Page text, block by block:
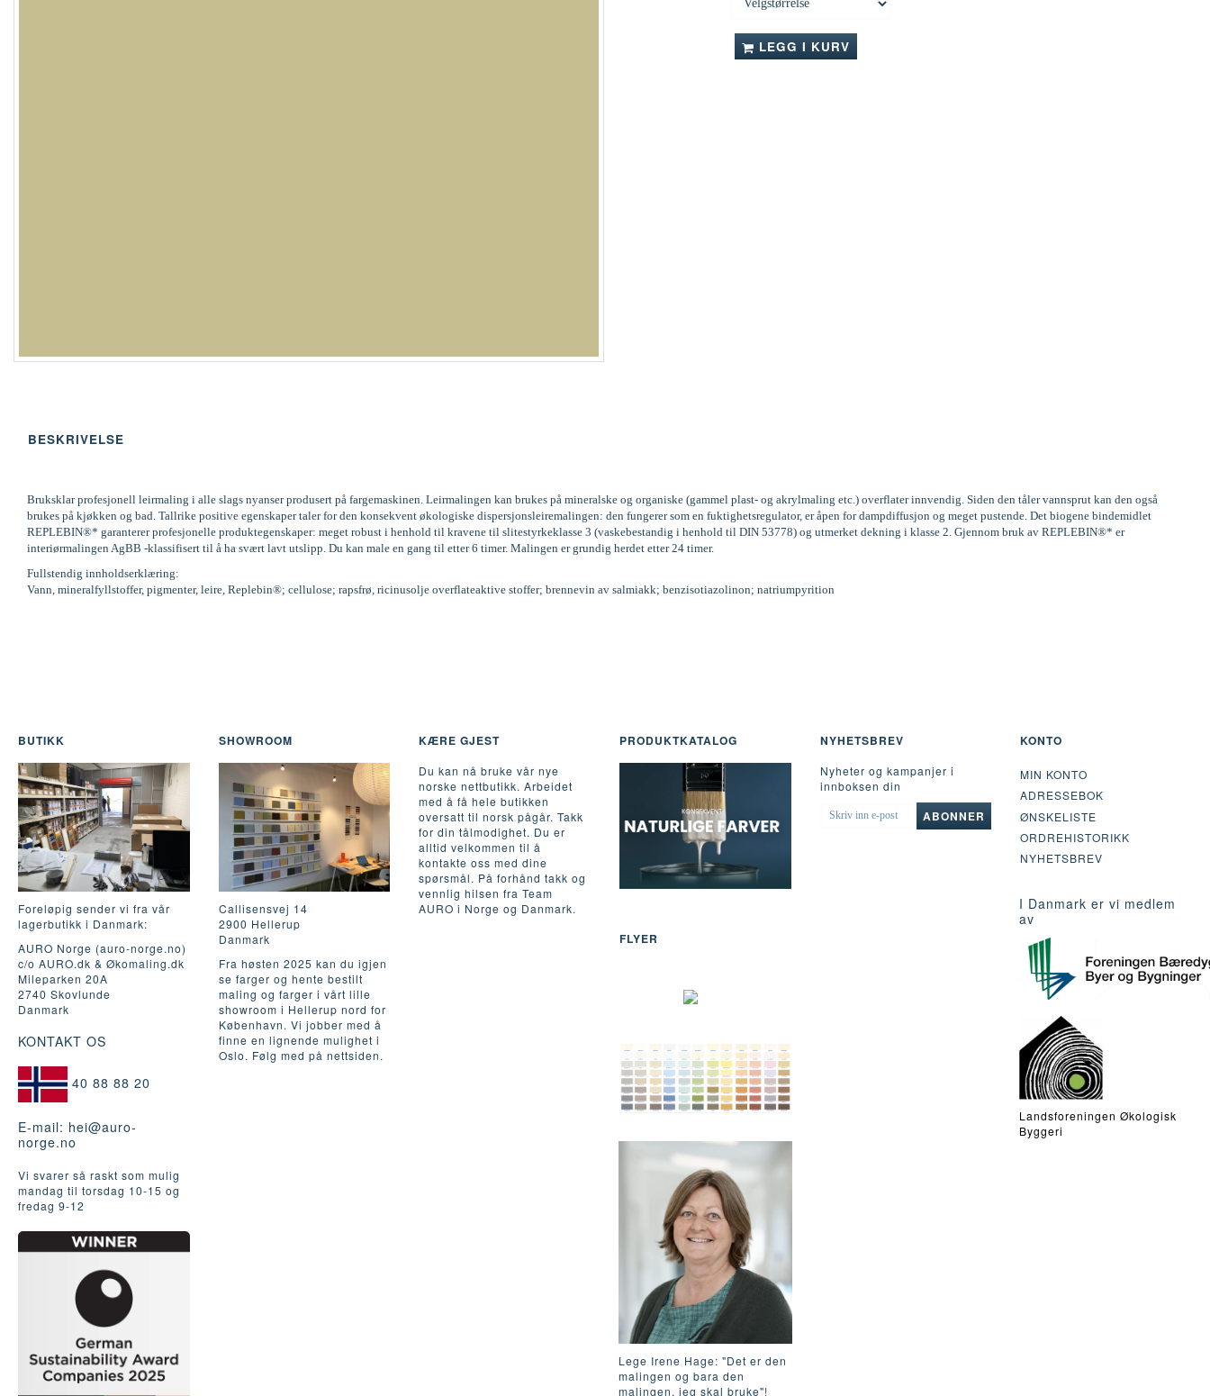
LEGG I KURV
BESKRIVELSE
Bruksklar profesjonell leirmaling i alle slags nyanser produsert på fargemaskinen. Leirmalingen kan brukes på mineralske og organiske (gammel plast- og akrylmaling etc.) overflater innvendig. Siden den tåler vannsprut kan den også
brukes på kjøkken og bad. Tallrike positive egenskaper taler for den konsekvent økologiske dispersjonsleiremalingen: den fungerer som en fuktighetsregulator, er åpen for dampdiffusjon og meget pustende. Det biogene bindemidlet
REPLEBIN®* garanterer profesjonelle produktegenskaper: meget robust i henhold til kravene til slitestyrkeklasse 3 (vaskebestandig i henhold til DIN 53778) og utmerket dekning i klasse 2. Gjennom bruk av REPLEBIN®* er
interiørmalingen AgBB -klassifisert til å ha svært lavt utslipp. Du kan male en gang til etter 6 timer. Malingen er grundig herdet etter 24 timer.
Fullstendig innholdserklæring:
Vann, mineralfyllstoffer, pigmenter, leire, Replebin®; cellulose; rapsfrø, ricinusolje overflateaktive stoffer; brennevin av salmiakk; benzisotiazolinon; natriumpyrition
BUTIKK
Foreløpig sender vi fra vår
lagerbutikk i Danmark:
AURO Norge (auro-norge.no)
c/o AURO.dk & Økomaling.dk
Mileparken 20A
2740 Skovlunde
Danmark
KONTAKT OS
40 88 88 20
E-mail: hei@auro-
norge.no
Vi svarer så raskt som mulig
mandag til torsdag 10-15 og
fredag ​​9-12
SHOWROOM
Callisensvej 14
2900 Hellerup
Danmark
Fra høsten 2025 kan du igjen
se farger og hente bestilt
maling og farger i vårt lille
showroom i Hellerup nord for
København. Vi jobber med å
finne en lignende mulighet i
Oslo. Følg med på nettsiden.
KÆRE GJEST
Du kan nå bruke vår nye
norske nettbutikk. Arbeidet
med å få hele butikken
oversatt til norsk pågår. Takk
for din tålmodighet. Du er
alltid velkommen til å
kontakte oss med dine
spørsmål. På forhånd takk og
vennlig hilsen fra Team
AURO i Norge og Danmark.
PRODUKTKATALOG
FLYER
Lege Irene Hage: "Det er den
malingen og bara den
malingen, jeg skal bruke"!
NYHETSBREV
Nyheter og kampanjer i
innboksen din
SKRIV
ABONNER
KONTO
MIN KONTO
ADRESSEBOK
ØNSKELISTE
ORDREHISTORIKK
NYHETSBREV
I Danmark er vi medlem
av
Landsforeningen Økologisk
Byggeri